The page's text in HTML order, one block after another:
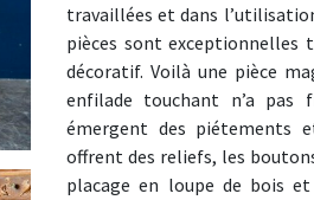
travaillées et dans
pièces sont exceptionnelles
décoratif. Voilà une pièce
enfilade touchant n’a pas
émergent des piétements
offrent des reliefs, les
placage en loupe de bois